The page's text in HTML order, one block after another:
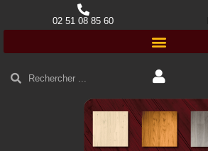
02 51 08 85 60